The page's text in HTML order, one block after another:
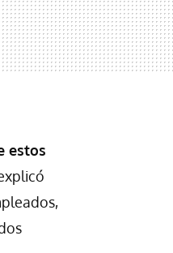
estos